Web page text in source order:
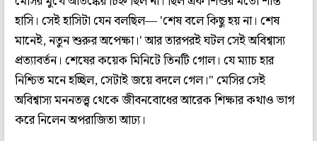
হাসি। সেই হাসিটা যেন বলছিল— 'শেষ বলে কিছু হয় না। শেষ
মানেই, নতুন শুরুর অপেক্ষা।' আর তারপরই ঘটল সেই অবিশ্বাস্য
প্রত্যাবর্তন। শেষের কয়েক মিনিটে তিনটি গোল। যে ম্যাচ হার
নিশ্চিত মনে হচ্ছিল, সেটাই জয়ে বদলে গেল।" মেসির সেই
অবিশ্বাস্য মননতত্ত্ব থেকে জীবনবোধের আরেক শিক্ষার কথাও ভাগ
করে নিলেন অপরাজিতা আঢ্য।